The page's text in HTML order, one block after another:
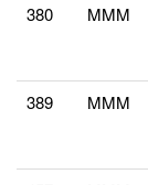
380 MMM
389 MMM